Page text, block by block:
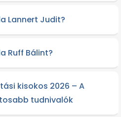
Lannert Judit?
Ruff Bálint?
kisokos 2026 – A
tudnivalók